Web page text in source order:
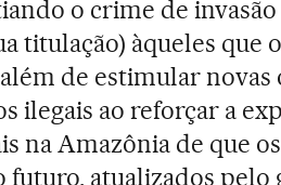
o crime de
titulação) àqueles que
além de estimular novas
ilegais ao reforçar a
na Amazônia de que
futuro, atualizados pelo